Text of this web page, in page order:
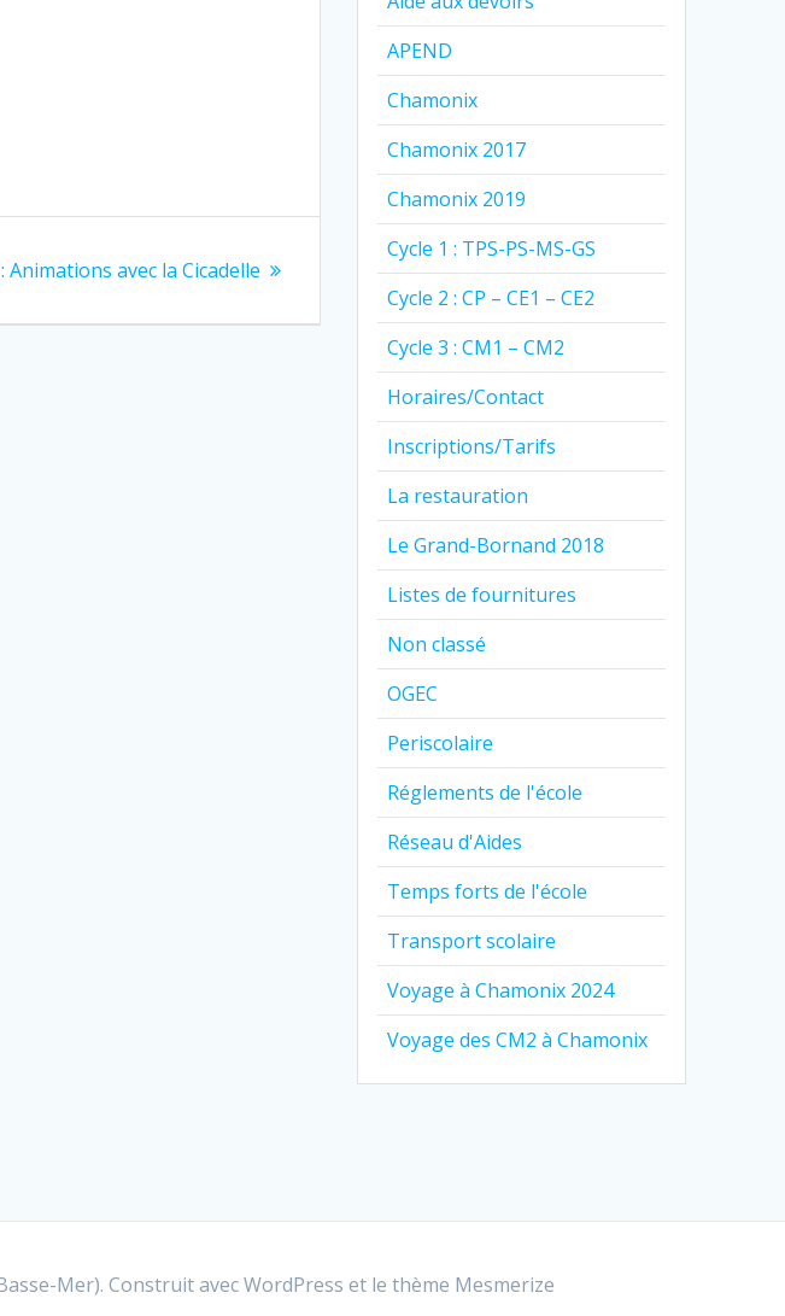
Article
:
Animations avec la Cicadelle
APEND
Chamonix
Chamonix 2017
Chamonix 2019
Cycle 1 : TPS-PS-MS-GS
Cycle 2 : CP – CE1 – CE2
Cycle 3 : CM1 – CM2
Horaires/Contact
Inscriptions/Tarifs
La restauration
Le Grand-Bornand 2018
Listes de fournitures
Non classé
OGEC
Periscolaire
Réglements de l'école
Réseau d'Aides
Temps forts de l'école
Transport scolaire
Voyage à Chamonix 2024
Voyage des CM2 à Chamonix
Mer). Construit avec WordPress et le thème Mesmerize